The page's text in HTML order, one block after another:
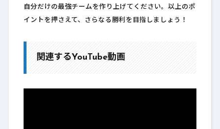
自分だけの最強チームを作り上げてください。以上のポ
イントを押さえて、さらなる勝利を目指しましょう！
関連するYouTube動画